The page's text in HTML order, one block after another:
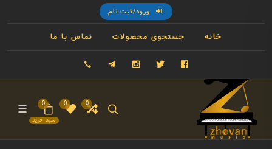
ورود/ثبت نام
خانه جستجوی محصولات تماس با ما
فیسبوک توییتر اینستاگرام تلگرام
0
0
سبد خرید
0